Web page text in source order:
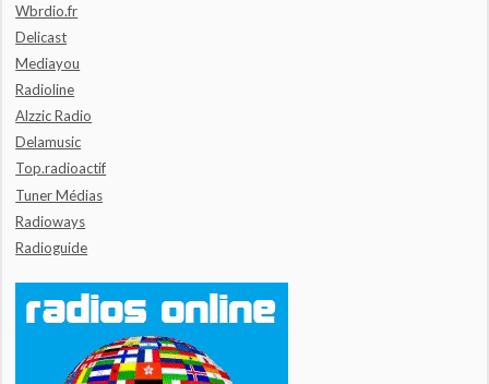
Wbrdio.fr
Delicast
Mediayou
Radioline
Alzzic Radio
Delamusic
Top.radioactif
Tuner Médias
Radioways
Radioguide